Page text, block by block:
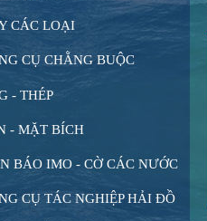
CÁC LOẠI
CỤ CHẰNG BUỘC
- THÉP
- MẶT BÍCH
BÁO IMO - CỜ CÁC NƯỚC
CỤ TÁC NGHIỆP HẢI ĐỒ